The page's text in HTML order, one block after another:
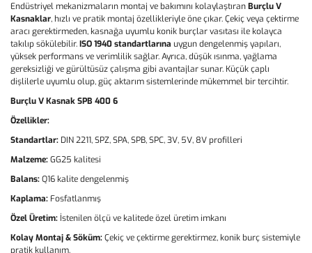
Endüstriyel mekanizmaların montaj ve bakımını kolaylaştıranBurçlu V
Kasnaklar, hızlı ve pratik montaj özellikleriyle öne çıkar. Çekiç veya çektirme
aracı gerektirmeden, kasnağa uyumlu konik burçlar vasıtası ile kolayca
takılıp sökülebilir.ISO 1940 standartlarına uygun dengelenmiş yapıları,
yüksek performans ve verimlilik sağlar. Ayrıca, düşük ısınma, yağlama
gereksizliği ve gürültüsüz çalışma gibi avantajlar sunar. Küçük çaplı
dişlilerle uyumlu olup, güç aktarım sistemlerinde mükemmel bir tercihtir.
Burçlu V Kasnak SPB 400 6
Özellikler:
Standartlar: DIN 2211, SPZ, SPA, SPB, SPC, 3V, 5V, 8V profilleri
Malzeme:GG25 kalitesi
Balans:Q16 kalite dengelenmiş
Kaplama: Fosfatlanmış
Özel Üretim: İstenilen ölçü ve kalitede özel üretim imkanı
Kolay Montaj & Söküm:Çekiç ve çektirme gerektirmez, konik burç sistemiyle
pratik kullanım.